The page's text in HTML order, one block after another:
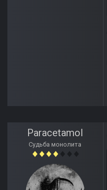
Paracetamol
Судьба монолита